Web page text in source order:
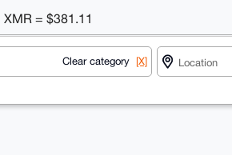
XMR = $381.11
Clear category [X]